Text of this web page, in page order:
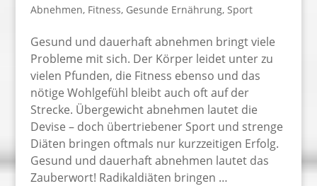
Abnehmen, Fitness, Gesunde Ernährung, Sport
Gesund und dauerhaft abnehmen bringt viele
Probleme mit sich. Der Körper leidet unter zu
vielen Pfunden, die Fitness ebenso und das
nötige Wohlgefühl bleibt auch oft auf der
Strecke. Übergewicht abnehmen lautet die
Devise – doch übertriebener Sport und strenge
Diäten bringen oftmals nur kurzzeitigen Erfolg.
Gesund und dauerhaft abnehmen lautet das
Zauberwort! Radikaldiäten bringen …